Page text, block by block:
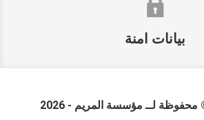
بيانات امنة
محفوظة لــ مؤسسة المريم - 2026